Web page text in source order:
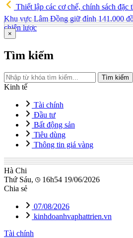
Thiết lập các cơ chế, chính sách
Khu vực Lâm Đồng giữ đỉnh 141.000
chiến lược
×
Tìm kiếm
Tìm kiếm
Kinh tế
Tài chính
Đầu tư
Bất động sản
Tiêu dùng
Thông tin giá vàng
Hà Chi
Thứ Sáu,
16h54 19/06/2026
Chia sẻ
07/08/2026
kinhdoanhvaphattrien.vn
Tài chính